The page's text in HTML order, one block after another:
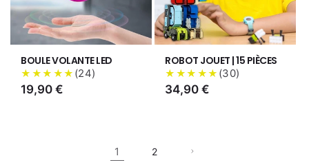
BOULE VOLANTE LED
★★★★★ (24)
Prix
19,90 €
ROBOT JOUET | 15 PIÈCES
★★★★★ (30)
Prix
34,90 €
1 2